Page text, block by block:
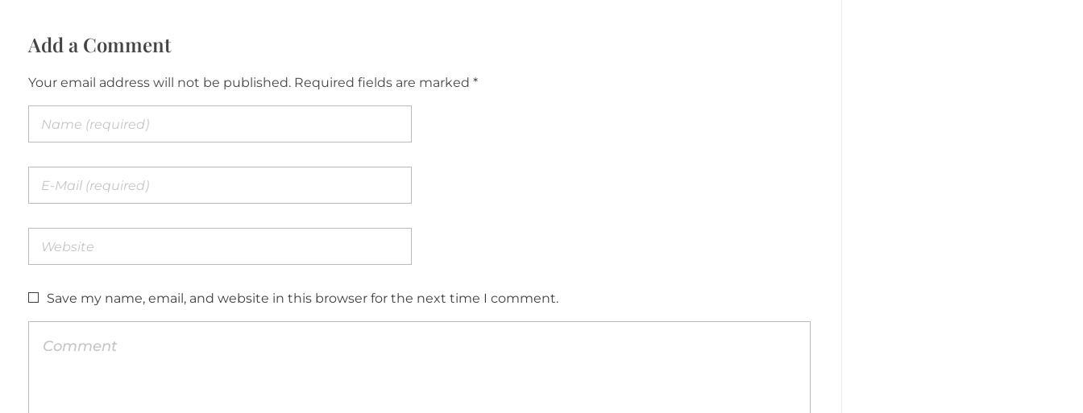
Add a Comment
Your email address will not be published. Required fields are marked *
Save my name, email, and website in this browser for the next time I comment.